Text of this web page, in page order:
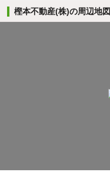
樫本不動産(株)の周辺地図